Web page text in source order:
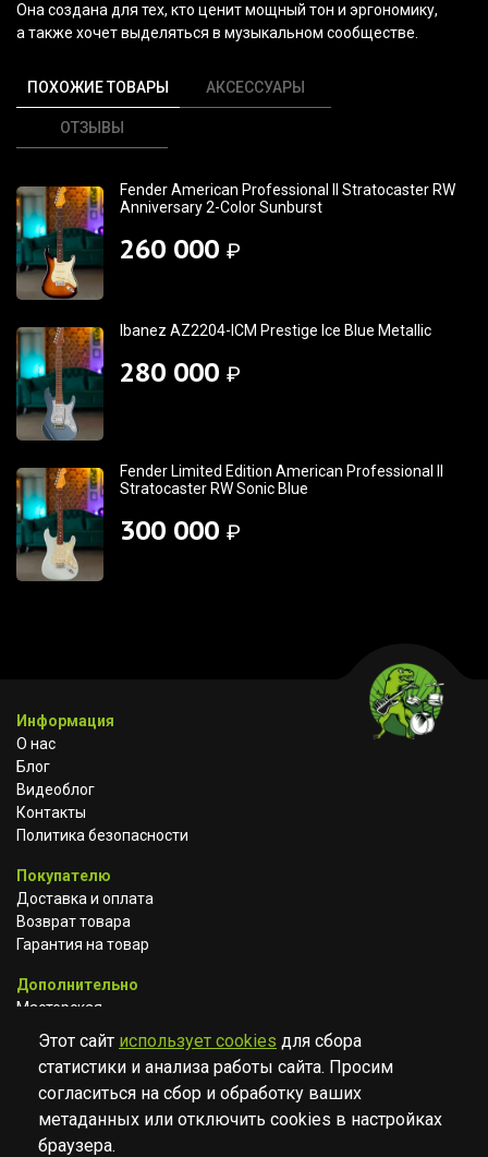
Она создана для тех, кто ценит мощный тон и эргономику,
а также хочет выделяться в музыкальном сообществе.
ПОХОЖИЕ ТОВАРЫ АКСЕССУАРЫ
ОТЗЫВЫ
Fender American Professional II Stratocaster RW
Anniversary 2-Color Sunburst
260 000 ₽
Ibanez AZ2204-ICM Prestige Ice Blue Metallic
280 000 ₽
Fender Limited Edition American Professional II
Stratocaster RW Sonic Blue
300 000 ₽
Информация
О нас
Блог
Видеоблог
Контакты
Политика безопасности
Покупателю
Доставка и оплата
Возврат товара
Гарантия на товар
Дополнительно
Мастерская
Сотрудничество
YOUTUBE
Этот сайт использует cookies для сбора
статистики и анализа работы сайта. Просим
согласиться на сбор и обработку ваших
метаданных или отключить cookies в настройках
браузера.